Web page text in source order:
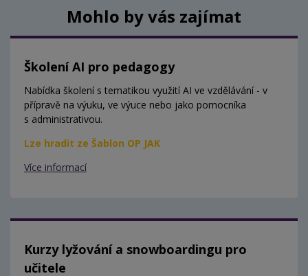
Mohlo by vás zajímat
Školení AI pro pedagogy
Nabídka školení s tematikou využití AI ve vzdělávání - v
přípravě na výuku, ve výuce nebo jako pomocníka
s administrativou.
Lze hradit ze Šablon OP JAK
Více informací
Kurzy lyžování a snowboardingu pro
učitele